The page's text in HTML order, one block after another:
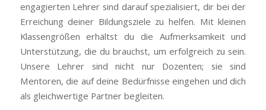
engagierten Lehrer sind darauf spezialisiert, dir bei der
Erreichung deiner Bildungsziele zu helfen. Mit kleinen
Klassengrößen erhältst du die Aufmerksamkeit und
Unterstützung, die du brauchst, um erfolgreich zu sein.
Unsere Lehrer sind nicht nur Dozenten; sie sind
Mentoren, die auf deine Bedürfnisse eingehen und dich
als gleichwertige Partner begleiten.